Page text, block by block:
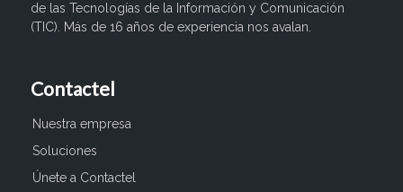
de las Tecnologías de la Información y Comunicación
(TIC). Más de 16 años de experiencia nos avalan.
Contactel
Nuestra empresa
Soluciones
Únete a Contactel